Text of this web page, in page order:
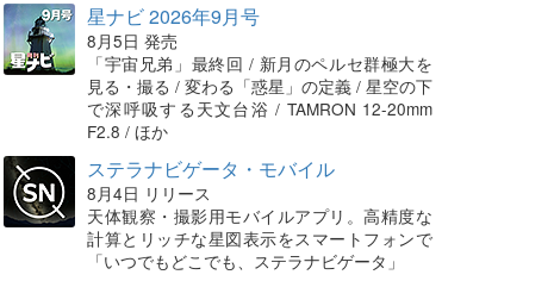
星ナビ 2026年9月号
8月5日 発売
「宇宙兄弟」最終回 / 新月のペルセ群極大を
見る・撮る / 変わる「惑星」の定義 / 星空の下
で深呼吸する天文台浴 / TAMRON 12-20mm
F2.8 / ほか
ステラナビゲータ・モバイル
8月4日 リリース
天体観察・撮影用モバイルアプリ。高精度な
計算とリッチな星図表示をスマートフォンで
「いつでもどこでも、ステラナビゲータ」